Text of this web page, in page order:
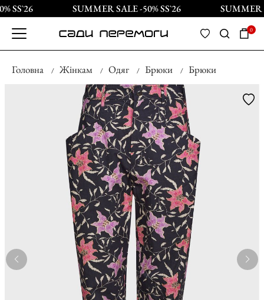
SS`26 SUMMER SALE -50% SS`26 SUMMER
0
Головна Жінкам Одяг Брюки Брюки